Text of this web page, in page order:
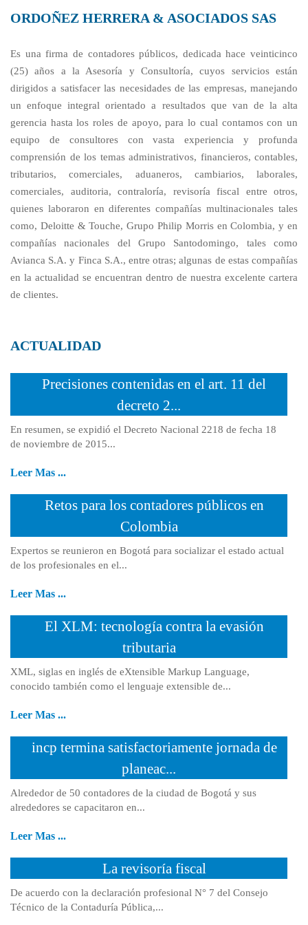
ORDOÑEZ HERRERA & ASOCIADOS SAS
Es una firma de contadores públicos, dedicada hace veinticinco
(25) años a la Asesoría y Consultoría, cuyos servicios están
dirigidos a satisfacer las necesidades de las empresas, manejando
un enfoque integral orientado a resultados que van de la alta
gerencia hasta los roles de apoyo, para lo cual contamos con un
equipo de consultores con vasta experiencia y profunda
comprensión de los temas administrativos, financieros, contables,
tributarios, comerciales, aduaneros, cambiarios, laborales,
comerciales, auditoria, contraloría, revisoría fiscal entre otros,
quienes laboraron en diferentes compañías multinacionales tales
como, Deloitte & Touche, Grupo Philip Morris en Colombia, y en
compañías nacionales del Grupo Santodomingo, tales como
Avianca S.A. y Finca S.A., entre otras; algunas de estas compañías
en la actualidad se encuentran dentro de nuestra excelente cartera
de clientes.
ACTUALIDAD
Precisiones contenidas en el art. 11 del
decreto 2...
En resumen, se expidió el Decreto Nacional 2218 de fecha 18
de noviembre de 2015...
Leer Mas ...
Retos para los contadores públicos en
Colombia
Expertos se reunieron en Bogotá para socializar el estado actual
de los profesionales en el...
Leer Mas ...
El XLM: tecnología contra la evasión
tributaria
XML, siglas en inglés de eXtensible Markup Language,
conocido también como el lenguaje extensible de...
Leer Mas ...
incp termina satisfactoriamente jornada de
planeac...
Alrededor de 50 contadores de la ciudad de Bogotá y sus
alrededores se capacitaron en...
Leer Mas ...
La revisoría fiscal
De acuerdo con la declaración profesional N° 7 del Consejo
Técnico de la Contaduría Pública,...